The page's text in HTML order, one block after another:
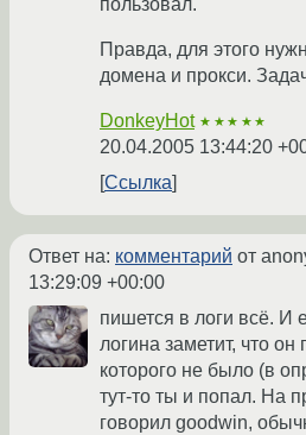
пользовал.
Правда, для этого
домена и прокси.
DonkeyHot ★★★★★
20.04.2005 13:44:20
Ссылка
Ответ на: комментарий от
13:29:09 +00:00
пишется в логи всё. И
логина заметит, что
которого не было (в
тут-то ты и попал. На
говорил goodwin,